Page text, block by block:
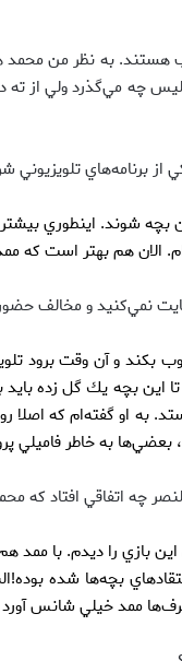
به نظر من محمد
چه مي‌گذرد ولي از
برنامه‌هاي
شوند. اينطوري
الان هم بهتر است كه
نمي‌كنيد و مخالف
بكند و آن وقت برود
بچه يك گل زده بايد
به او گفته‌ام كه
به خاطر فاميلي
چه اتفاقي افتاد كه
بازي را ديدم. با ممد
بچه‌ها شده
حرف‌ها ممد خيلي شانس